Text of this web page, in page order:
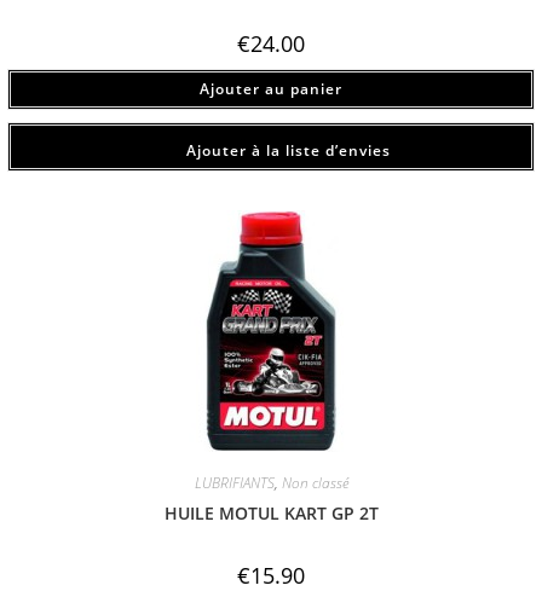
€24.00
Ajouter au panier
Ajouter à la liste d’envies
LUBRIFIANTS, Non classé
HUILE MOTUL KART GP 2T
€15.90